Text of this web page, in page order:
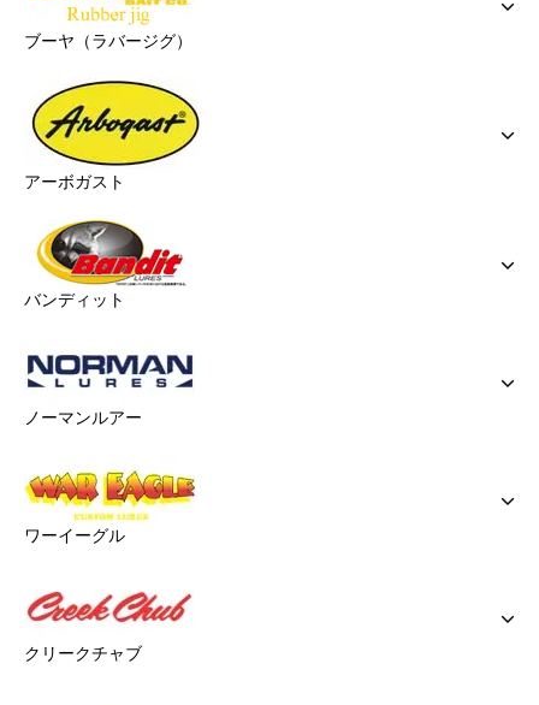
ブーヤ（ラバージグ）
アーボガスト
バンディット
ノーマンルアー
ワーイーグル
クリークチャブ